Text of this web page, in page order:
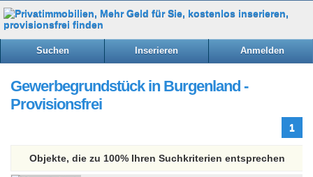
Suchen Inserieren Anmelden
Gewerbegrundstück in Burgenland -
Provisionsfrei
1
Objekte, die zu 100% Ihren Suchkriterien entsprechen